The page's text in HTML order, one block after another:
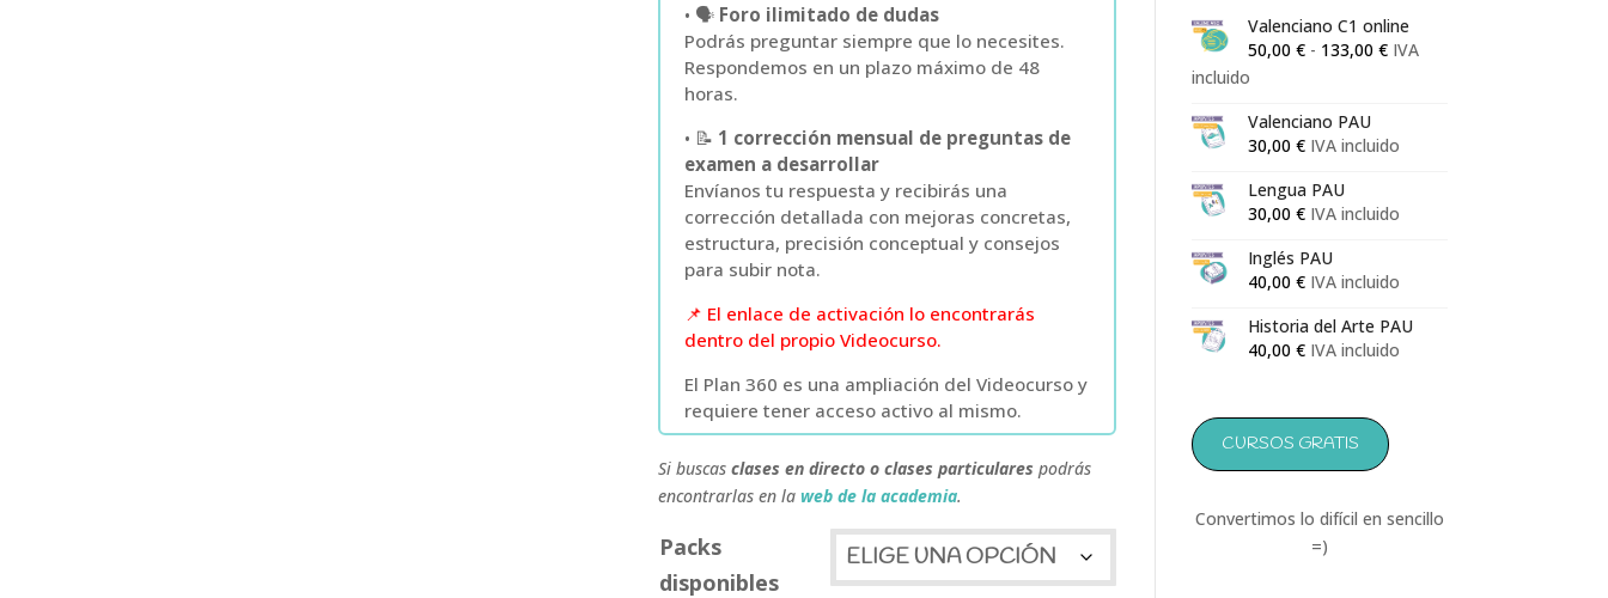
• 🗣️ Foro ilimitado de dudas
Podrás preguntar siempre que lo necesites.
Respondemos en un plazo máximo de 48
horas.
• 📝 1 corrección mensual de preguntas de
examen a desarrollar
Envíanos tu respuesta y recibirás una
corrección detallada con mejoras concretas,
estructura, precisión conceptual y consejos
para subir nota.
📌 El enlace de activación lo encontrarás
dentro del propio Videocurso.
El Plan 360 es una ampliación del Videocurso y
requiere tener acceso activo al mismo.
Si buscas clases en directo o clases particulares podrás
encontrarlas en la web de la academia.
Packs
disponibles
Valenciano C1 online
50,00 € - 133,00 €Rango
50,00 €
133,00 €
IVA
incluido
Valenciano PAU
30,00 € IVA incluido
Lengua PAU
30,00 € IVA incluido
Inglés PAU
40,00 € IVA incluido
Historia del Arte PAU
40,00 € IVA incluido
CURSOS GRATIS
Convertimos lo difícil en sencillo
=)